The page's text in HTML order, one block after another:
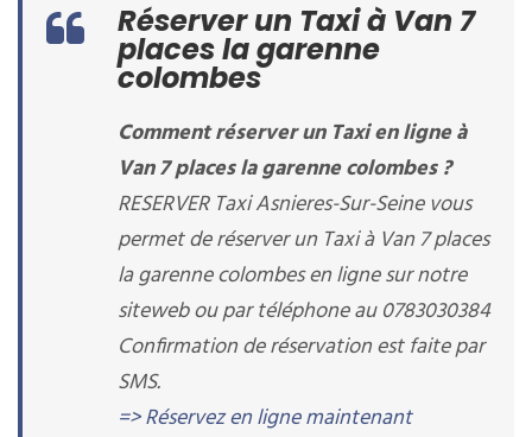
Réserver un Taxi à Van 7
places la garenne
colombes
Comment réserver un Taxi en ligne à
Van 7 places la garenne colombes ?
RESERVER Taxi Asnieres-Sur-Seine vous
permet de réserver un Taxi à Van 7 places
la garenne colombes en ligne sur notre
siteweb ou par téléphone au 0783030384
Confirmation de réservation est faite par
SMS.
=> Réservez en ligne maintenant